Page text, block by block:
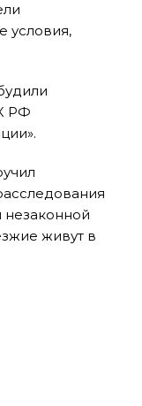
условия,
РФ
незаконной
живут в